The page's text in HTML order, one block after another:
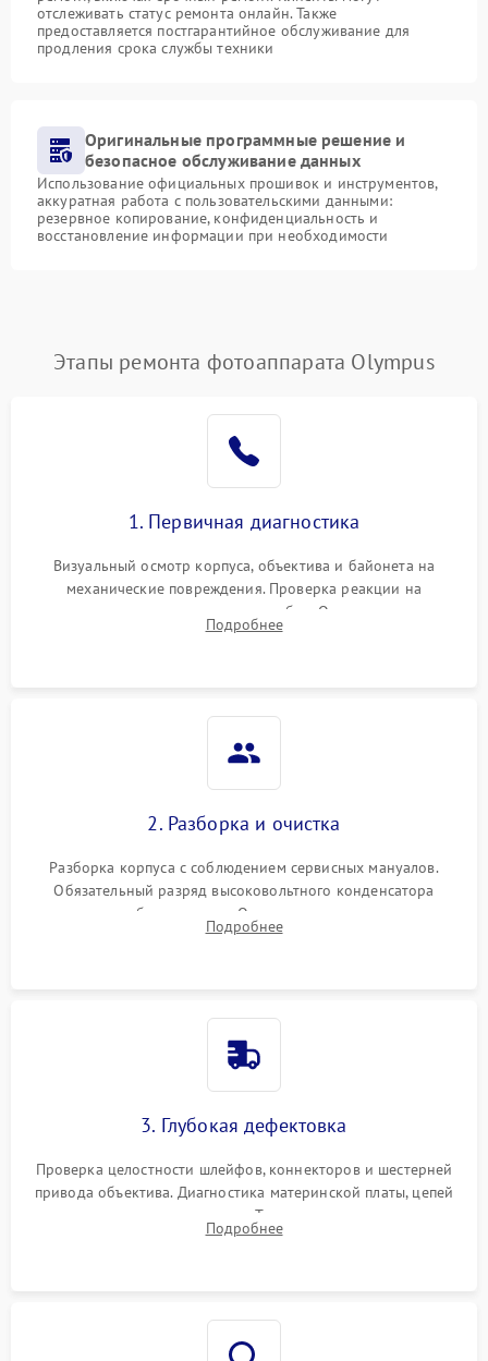
отслеживать статус ремонта онлайн. Также
предоставляется постгарантийное обслуживание для
продления срока службы техники
Оригинальные программные решение и
безопасное обслуживание данных
Использование официальных прошивок и инструментов,
аккуратная работа с пользовательскими данными:
резервное копирование, конфиденциальность и
восстановление информации при необходимости
Этапы ремонта фотоаппарата Olympus
1. Первичная диагностика
Визуальный осмотр корпуса, объектива и байонета на
механические повреждения. Проверка реакции на
включение, считывание кодов ошибок. Оценка состояния
матрицы и затвора, проверка работы автофокуса и вспышки.
Подробнее
2. Разборка и очистка
Разборка корпуса с соблюдением сервисных мануалов.
Обязательный разряд высоковольтного конденсатора
вспышки для безопасности. Очистка внутренних узлов от
пыли, песка и следов влаги с помощью спецсредств.
Подробнее
3. Глубокая дефектовка
Проверка целостности шлейфов, коннекторов и шестерней
привода объектива. Диагностика материнской платы, цепей
питания и картоприемника. Тестирование механизма
затвора и блока внутрикамерной стабилизации.
Подробнее